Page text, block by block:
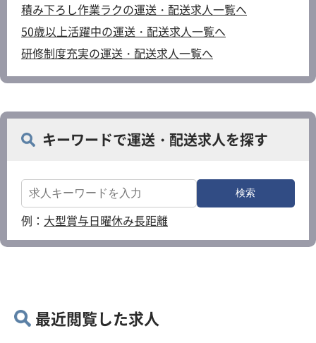
積み下ろし作業ラクの運送・配送求人一覧へ
50歳以上活躍中の運送・配送求人一覧へ
研修制度充実の運送・配送求人一覧へ
キーワードで運送・配送求人を探す
例： 大型賞与日曜休み長距離
最近閲覧した求人